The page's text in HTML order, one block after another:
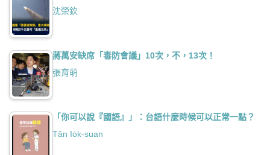
沈榮欽
蔣萬安缺席「毒防會議」10次，不，13次！
張育萌
「你可以說『國語』」：台語什麼時候可以正常一點？
Tân Io̍k-suan